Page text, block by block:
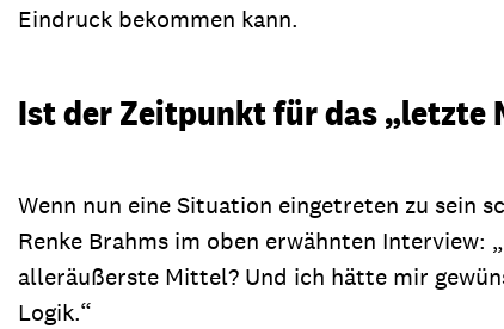
Eindruck bekommen kann.
Ist der Zeitpunkt für das „letzte
Wenn nun eine Situation eingetreten zu sein
Renke Brahms im oben erwähnten
alleräußerste Mittel? Und ich hätte mir
Logik.“